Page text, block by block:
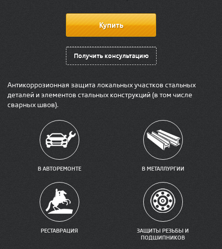
Получить консультацию
Антикоррозионная защита локальных участков стальных
деталей и элементов стальных конструкций (в том числе
сварных швов).
В АВТОРЕМОНТЕ В МЕТАЛЛУРГИИ
РЕСТАВРАЦИЯ
ЗАЩИТЫ РЕЗЬБЫ И
ПОДШИПНИКОВ